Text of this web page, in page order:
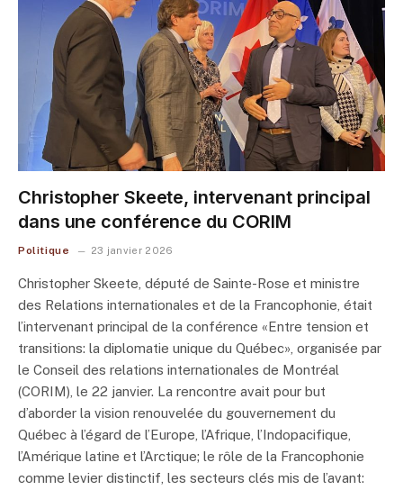
Christopher Skeete, intervenant principal
dans une conférence du CORIM
Politique 23 janvier 2026
Christopher Skeete, député de Sainte-Rose et ministre
des Relations internationales et de la Francophonie, était
l’intervenant principal de la conférence «Entre tension et
transitions: la diplomatie unique du Québec», organisée par
le Conseil des relations internationales de Montréal
(CORIM), le 22 janvier. La rencontre avait pour but
d’aborder la vision renouvelée du gouvernement du
Québec à l’égard de l’Europe, l’Afrique, l’Indopacifique,
l’Amérique latine et l’Arctique; le rôle de la Francophonie
comme levier distinctif, les secteurs clés mis de l’avant: